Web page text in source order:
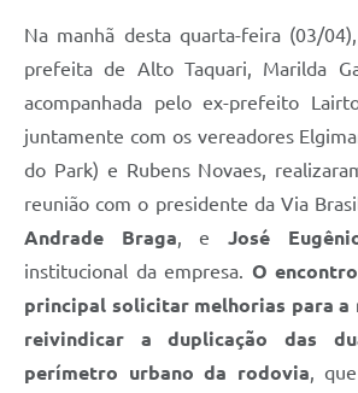
Na manhã desta quarta-feira (03/
prefeita de Alto Taquari, Marilda
acompanhada pelo ex-prefeito
juntamente com os vereadores
do Park) e Rubens Novaes,
reunião com o presidente da Via
Andrade Braga , e José
institucional da empresa. O
principal solicitar melhorias para a
reivindicar a duplicação das
perímetro urbano da rodovia ,